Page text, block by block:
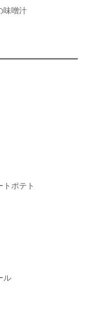
味噌汁
トポテト
ル